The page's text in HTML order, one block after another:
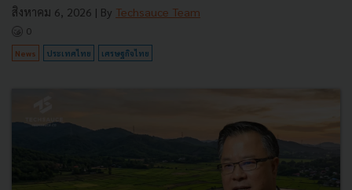
สิงหาคม 6, 2026 | By Techsauce Team
0
News ประเทศไทย เศรษฐกิจไทย